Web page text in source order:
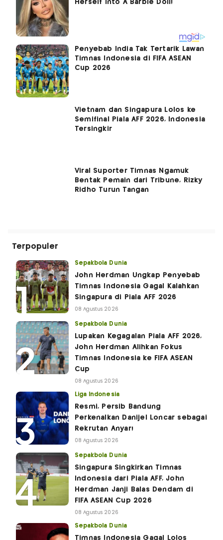
Penyebab India Tak Tertarik Lawan
Timnas Indonesia di FIFA ASEAN
Cup 2026
Vietnam dan Singapura Lolos ke
Semifinal Piala AFF 2026, Indonesia
Tersingkir
Viral Suporter Timnas Ngamuk
Bentak Pemain dari Tribune, Rizky
Ridho Turun Tangan
Terpopuler
Sepakbola Dunia
John Herdman Ungkap Penyebab
Timnas Indonesia Gagal Kalahkan
Singapura di Piala AFF 2026
08 Agustus 2026
Sepakbola Dunia
Lupakan Kegagalan Piala AFF 2026,
John Herdman Alihkan Fokus
Timnas Indonesia ke FIFA ASEAN
Cup
08 Agustus 2026
Liga Indonesia
Resmi, Persib Bandung
Perkenalkan Danijel Loncar sebagai
Rekrutan Anyar!
08 Agustus 2026
Sepakbola Dunia
Singapura Singkirkan Timnas
Indonesia dari Piala AFF, John
Herdman Janji Balas Dendam di
FIFA ASEAN Cup 2026
08 Agustus 2026
Sepakbola Dunia
Timnas Indonesia Gagal Lolos